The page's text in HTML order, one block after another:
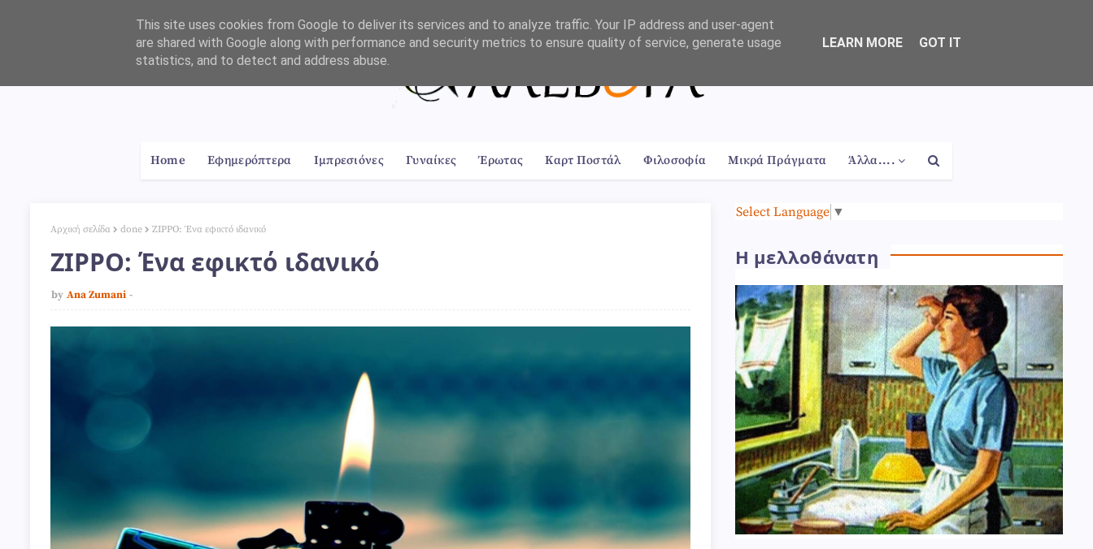
Home Εφημερόπτερα Ιμπρεσιόνες Γυναίκες Έρωτας Καρτ Ποστάλ Φιλοσοφία Μικρά Πράγματα Άλλα....
Αρχική σελίδα done ZIPPO: Ένα εφικτό ιδανικό
ZIPPO: Ένα εφικτό ιδανικό
by Ana Zumani
Select Language ▼
Η μελλοθάνατη
This site uses cookies from Google to deliver its services and to analyze traffic. Your IP address and user-agent
are shared with Google along with performance and security metrics to ensure quality of service, generate usage
statistics, and to detect and address abuse.
LEARN MORE GOT IT